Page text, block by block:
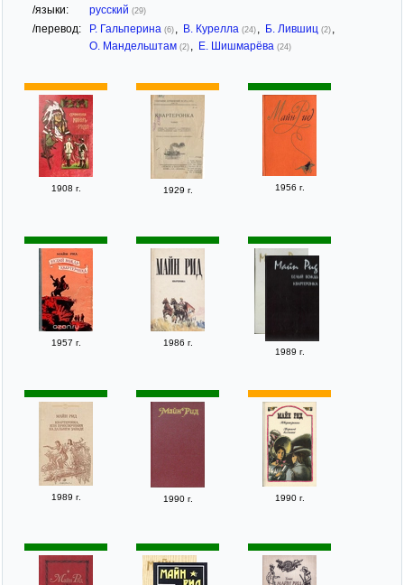
/языки: русский (29)
/перевод: Р. Гальперина (6) , В. Курелла (24) , Б. Лившиц (2) ,
О. Мандельштам (2) , Е. Шишмарёва (24)
1908 г. 1929 г. 1956 г.
1957 г.
1986 г.
1989 г.
1989 г. 1990 г. 1990 г.